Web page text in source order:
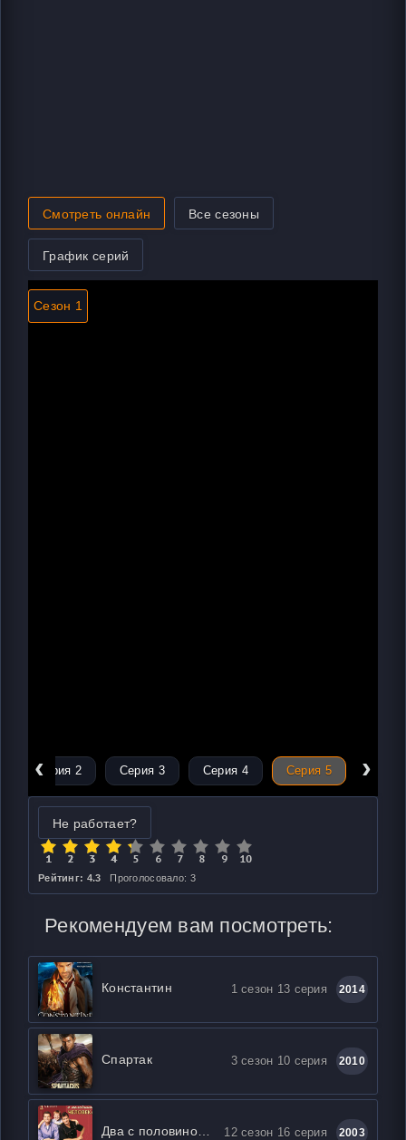
Смотреть онлайн Все сезоны
График серий
Сезон 1
‹
Серия 2 Серия 3 Серия 4 Серия 5 ›
Не работает?
Рейтинг: 4.3 Проголосовало: 3
Рекомендуем вам посмотреть:
Константин 1 сезон 13 серия 2014
Спартак 3 сезон 10 серия 2010
Два с половиной человека 12 сезон 16 серия 2003